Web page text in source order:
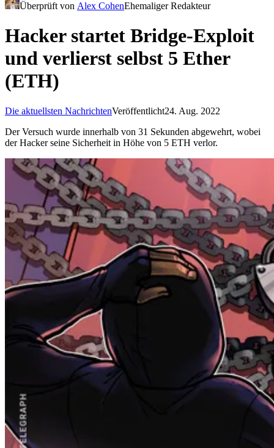
Überprüft von Alex CohenEhemaliger Redakteur
Hacker startet Bridge-Exploit
und verlierst selbst 5 Ether
(ETH)
Die aktuellsten NachrichtenVeröffentlicht24. Aug. 2022
Der Versuch wurde innerhalb von 31 Sekunden abgewehrt, wobei
der Hacker seine Sicherheit in Höhe von 5 ETH verlor.